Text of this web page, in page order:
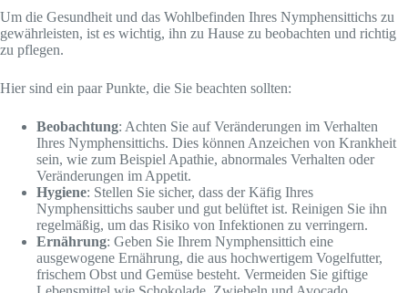
Um die Gesundheit und das Wohlbefinden Ihres Nymphensittichs zu
gewährleisten, ist es wichtig, ihn zu Hause zu beobachten und richtig
zu pflegen.
Hier sind ein paar Punkte, die Sie beachten sollten:
Beobachtung: Achten Sie auf Veränderungen im Verhalten
Ihres Nymphensittichs. Dies können Anzeichen von Krankheit
sein, wie zum Beispiel Apathie, abnormales Verhalten oder
Veränderungen im Appetit.
Hygiene: Stellen Sie sicher, dass der Käfig Ihres
Nymphensittichs sauber und gut belüftet ist. Reinigen Sie ihn
regelmäßig, um das Risiko von Infektionen zu verringern.
Ernährung: Geben Sie Ihrem Nymphensittich eine
ausgewogene Ernährung, die aus hochwertigem Vogelfutter,
frischem Obst und Gemüse besteht. Vermeiden Sie giftige